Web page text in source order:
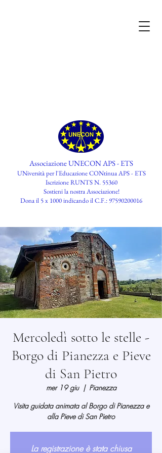
Associazione UNECON APS - ETS
UNiversità per l'Educazione CONtinua APS - ETS
Iscrizione RUNTS N. 55360
​Sostieni la nostra Associazione!
Dona il 5 x 1000 indicando il C.F.:97590200016
Mercoledì sotto le stelle -
Borgo di Pianezza e Pieve
di San Pietro
mer 19 giu
  |
Pianezza
Visita guidata animata al Borgo di Pianezza e
alla Pieve di San Pietro
La registrazione è stata chiusa